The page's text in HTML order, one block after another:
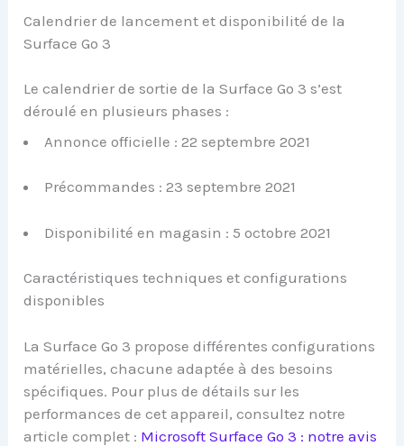
Calendrier de lancement et disponibilité de la
Surface Go 3
Le calendrier de sortie de la Surface Go 3 s’est
déroulé en plusieurs phases :
Annonce officielle : 22 septembre 2021
Précommandes : 23 septembre 2021
Disponibilité en magasin : 5 octobre 2021
Caractéristiques techniques et configurations
disponibles
La Surface Go 3 propose différentes configurations
matérielles, chacune adaptée à des besoins
spécifiques. Pour plus de détails sur les
performances de cet appareil, consultez notre
article complet : Microsoft Surface Go 3 : notre avis